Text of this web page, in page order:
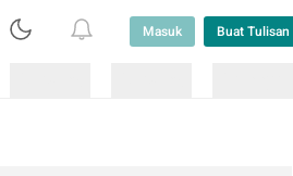
Masuk Buat Tulisan